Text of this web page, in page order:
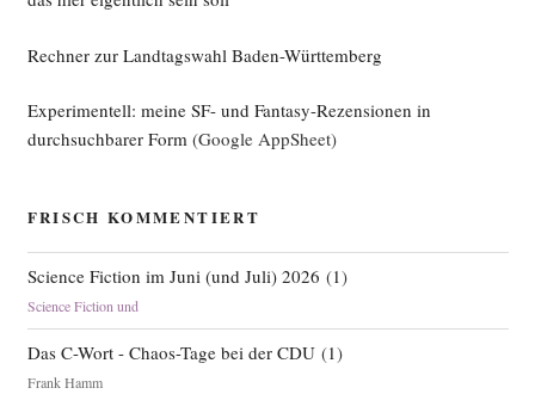
Rechner zur Landtagswahl Baden-Württemberg
Experimentell: meine SF- und Fantasy-Rezensionen in
durchsuchbarer Form(Google AppSheet)
FRISCH KOMMENTIERT
Science Fiction im Juni (und Juli) 2026 (1)
Science Fiction und
Das C-Wort - Chaos-Tage bei der CDU(1)
Frank Hamm